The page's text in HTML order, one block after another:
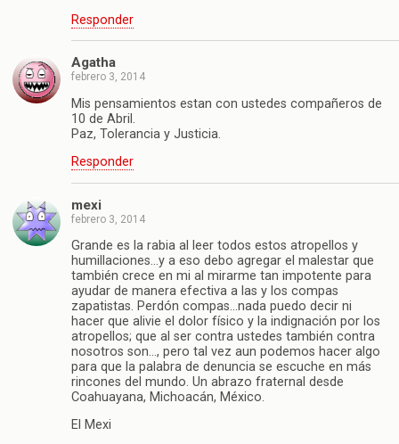
Responder
Agatha
febrero 3, 2014
Mis pensamientos estan con ustedes compañeros de
10 de Abril.
Paz, Tolerancia y Justicia.
Responder
mexi
febrero 3, 2014
Grande es la rabia al leer todos estos atropellos y
humillaciones…y a eso debo agregar el malestar que
también crece en mi al mirarme tan impotente para
ayudar de manera efectiva a las y los compas
zapatistas. Perdón compas…nada puedo decir ni
hacer que alivie el dolor físico y la indignación por los
atropellos; que al ser contra ustedes también contra
nosotros son…, pero tal vez aun podemos hacer algo
para que la palabra de denuncia se escuche en más
rincones del mundo. Un abrazo fraternal desde
Coahuayana, Michoacán, México.
El Mexi